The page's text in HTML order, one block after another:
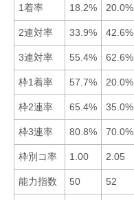
1着率 18.2% 20.0%
2連対率 33.9% 42.6%
3連対率 55.4% 62.6%
枠1着率 57.7% 20.0%
枠2連率 65.4% 35.0%
枠3連率 80.8% 70.0%
枠別コ率 1.00 2.05
能力指数 50 52